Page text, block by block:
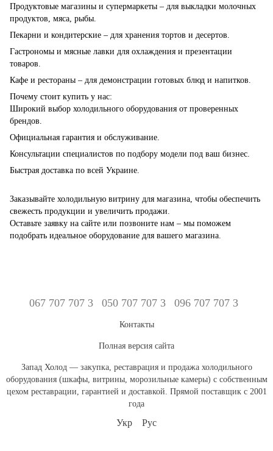
Продуктовые магазины и супермаркеты – для выкладки молочных
продуктов, мяса, рыбы.
Пекарни и кондитерские – для хранения тортов и десертов.
Гастрономы и мясные лавки для охлаждения и презентации
товаров.
Кафе и рестораны – для демонстрации готовых блюд и напитков.
Почему стоит купить у нас:
Широкий выбор холодильного оборудования от проверенных
брендов.
Официальная гарантия и обслуживание.
Консультации специалистов по подбору модели под ваш бизнес.
Быстрая доставка по всей Украине.
Заказывайте холодильную витрину для магазина, чтобы обеспечить
свежесть продукции и увеличить продажи.
Оставьте заявку на сайте или позвоните нам – мы поможем
подобрать идеальное оборудование для вашего магазина.
067 707 707 3 050 707 707 3 096 707 707 3
Контакты
Полная версия сайта
Запад Холод — закупка, реставрация и продажа холодильного
оборудования (шкафы, витрины, морозильные камеры) с собственным
цехом реставрации, гарантией и доставкой. Прямой поставщик с 2001
года
Укр Рус